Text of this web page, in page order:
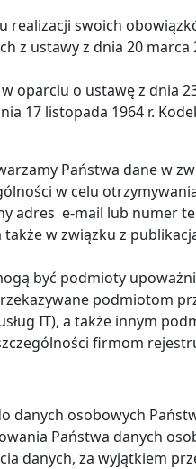
realizacji swoich
z dnia 20 marca 2009
oparciu o ustawę z dnia
17 listopada 1964 r.
Państwa dane w
w celu
adres e-mail lub numer
w związku z
być podmioty
podmiotom
IT), a także innym
firmom
danych osobowych
Państwa danych
danych, za wyjątkiem